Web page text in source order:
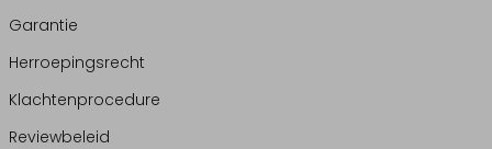
Garantie
Herroepingsrecht
Klachtenprocedure
Reviewbeleid